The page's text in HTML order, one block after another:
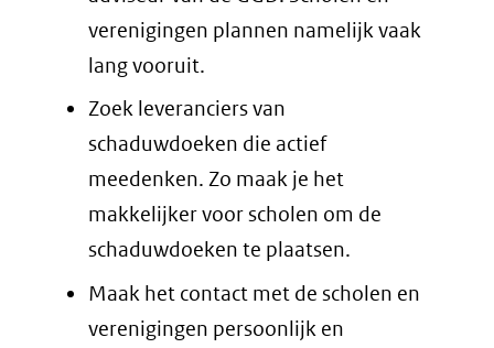
verenigingen plannen namelijk vaak
lang vooruit.
Zoek leveranciers van
schaduwdoeken die actief
meedenken. Zo maak je het
makkelijker voor scholen om de
schaduwdoeken te plaatsen.
Maak het contact met de scholen en
verenigingen persoonlijk en